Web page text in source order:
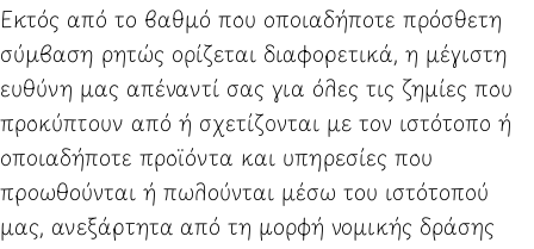
Εκτός από το βαθμό που οποιαδήποτε πρόσθετη
σύμβαση ρητώς ορίζεται διαφορετικά, η μέγιστη
ευθύνη μας απέναντί σας για όλες τις ζημίες που
προκύπτουν από ή σχετίζονται με τον ιστότοπο ή
οποιαδήποτε προϊόντα και υπηρεσίες που
προωθούνται ή πωλούνται μέσω του ιστότοπού
μας, ανεξάρτητα από τη μορφή νομικής δράσης